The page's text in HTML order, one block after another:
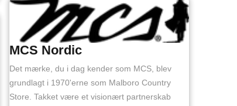
MCS Nordic
Det mærke, du i dag kender som MCS, blev
grundlagt i 1970'erne som Malboro Country
Store. Takket være et visionært partnerskab